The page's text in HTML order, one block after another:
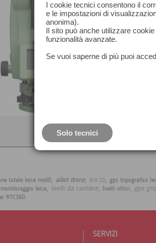
totale leica ms60, aibot drone, BLK 3D, gps topografico
leica, livelli da cantiere, livelli ottici, gps
RTC360.
SERVIZI
I cookie tecnici consentono il
e le impostazioni di
anonima).
Il sito può anche utilizzare
funzionalità avanzate.
Se vuoi saperne di più puoi
Solo tecnici